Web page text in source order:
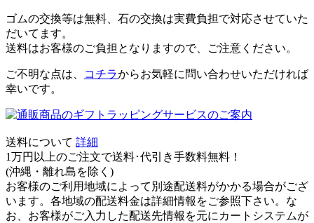
ゴムの交換等は無料、石の交換は実費負担で対応させていた
だいてます。
送料はお客様のご負担となりますので、ご注意ください。
ご不明な点は、 コチラからお気軽に問い合わせいただければ
幸いです。
送料について 詳細
1万円以上のご注文で送料･代引き手数料無料 ！
(沖縄・離れ島を除く)
お客様のご利用地域によって別途配送料がかかる場合がござ
います。各地域の配送料金は詳細情報をご参照下さい。な
お、お客様がご入力した配送先情報を元にカートシステムが